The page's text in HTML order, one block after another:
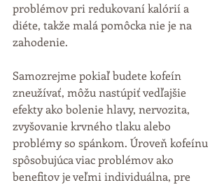
problémov pri redukovaní kalórií a
diéte, takže malá pomôcka nie je na
zahodenie.
Samozrejme pokiaľ budete kofeín
zneužívať, môžu nastúpiť vedľajšie
efekty ako bolenie hlavy, nervozita,
zvyšovanie krvného tlaku alebo
problémy so spánkom. Úroveň kofeínu
spôsobujúca viac problémov ako
benefitov je veľmi individuálna, pre